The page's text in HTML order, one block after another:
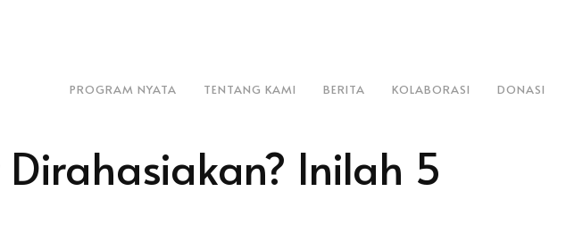
PROGRAM NYATA TENTANG KAMI BERITA KOLABORASI DONASI
Inilah 5